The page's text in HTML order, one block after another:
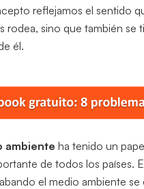
reflejamos el sentido
sino que también se
él.
ambiente ha tenido un
de todos los países.
el medio ambiente se